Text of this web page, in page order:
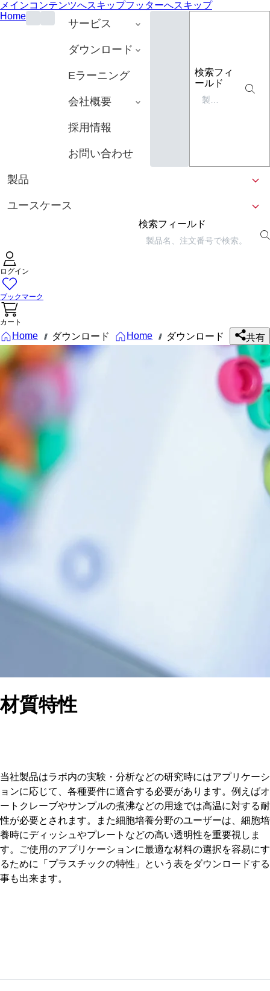
メインコンテンツへスキップフッターへスキップ
Home
サービス
ダウンロード
Eラーニング
会社概要
採用情報
お問い合わせ
検索フィ
ールド
製品
ユースケース
検索フィールド
ログイン
ブックマーク
カート
Home /// ダウンロード Home /// ダウンロード 共有
材質特性
当社製品はラボ内の実験・分析などの研究時にはアプリケーシ
ョンに応じて、各種要件に適合する必要があります。例えばオ
ートクレーブやサンプルの煮沸などの用途では高温に対する耐
性が必要とされます。また細胞培養分野のユーザーは、細胞培
養時にディッシュやプレートなどの高い透明性を重要視しま
す。ご使用のアプリケーションに最適な材料の選択を容易にす
るために「プラスチックの特性」という表をダウンロードする
事も出来ます。